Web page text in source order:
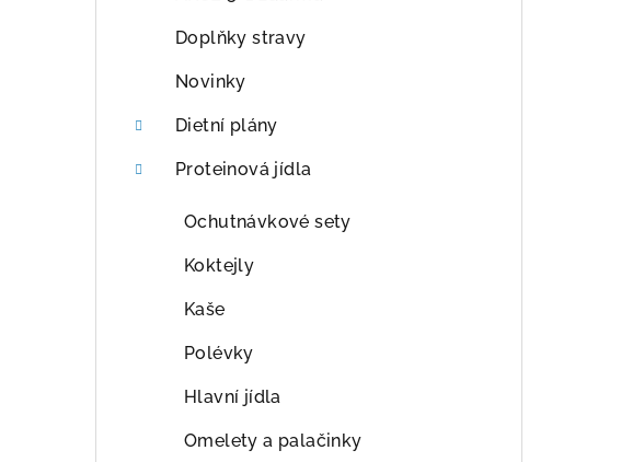
Doplňky stravy
Novinky
Dietní plány
Proteinová jídla
Ochutnávkové sety
Koktejly
Kaše
Polévky
Hlavní jídla
Omelety a palačinky